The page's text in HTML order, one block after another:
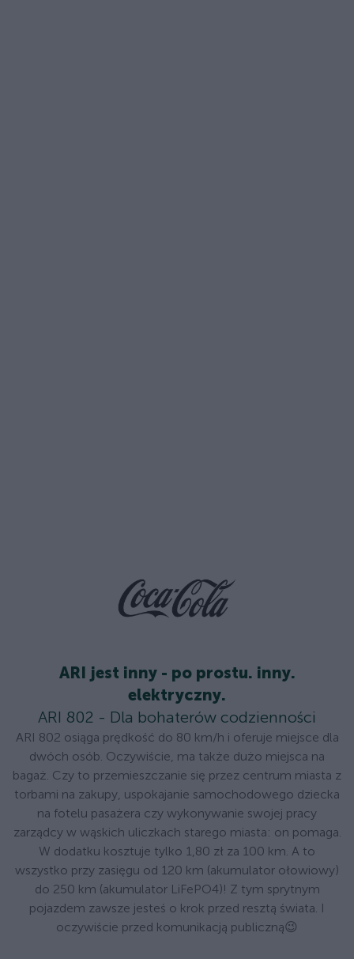
ARI jest inny - po prostu. inny.
elektryczny.
ARI 802 - Dla bohaterów codzienności
ARI 802 osiąga prędkość do 80 km/h i oferuje miejsce dla
dwóch osób. Oczywiście, ma także dużo miejsca na
bagaż. Czy to przemieszczanie się przez centrum miasta z
torbami na zakupy, uspokajanie samochodowego dziecka
na fotelu pasażera czy wykonywanie swojej pracy
zarządcy w wąskich uliczkach starego miasta: on pomaga.
W dodatku kosztuje tylko 1,80 zł za 100 km. A to
wszystko przy zasięgu od 120 km (akumulator ołowiowy)
do 250 km (akumulator LiFePO4)! Z tym sprytnym
pojazdem zawsze jesteś o krok przed resztą świata. I
oczywiście przed komunikacją publiczną😉